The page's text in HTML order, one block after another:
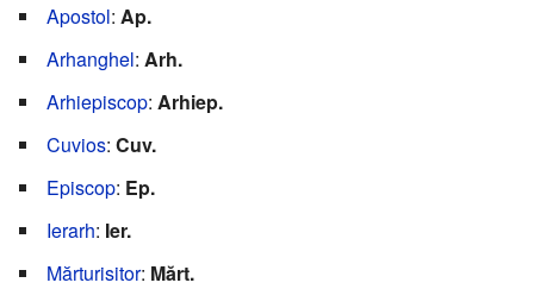
Apostol: Ap.
Arhanghel: Arh.
Arhiepiscop: Arhiep.
Cuvios: Cuv.
Episcop: Ep.
Ierarh: Ier.
Mărturisitor: Mărt.